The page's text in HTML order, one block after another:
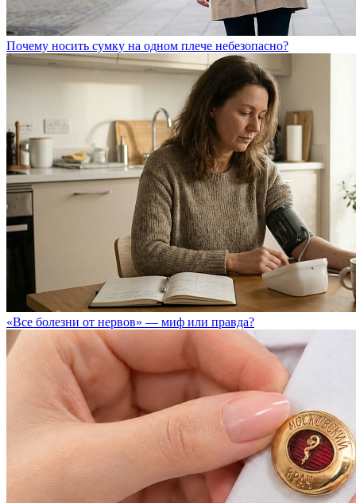
Почему носить сумку на одном плече небезопасно?
«Все болезни от нервов» — миф или правда?